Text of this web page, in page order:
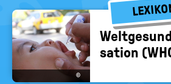
©
sa­ti­on